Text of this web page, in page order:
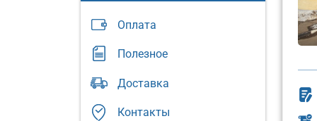
Оплата
Полезное
Доставка
Контакты
адрес:
Москва,
адрес: